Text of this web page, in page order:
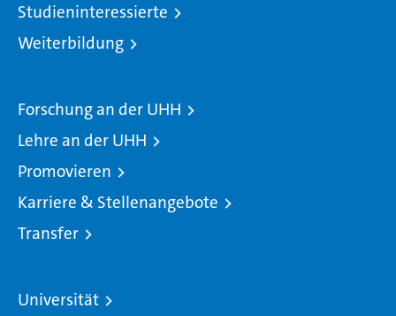
Studieninteressierte
Weiterbildung
Forschung an der UHH
Lehre an der UHH
Promovieren
Karriere & Stellenangebote
Transfer
Universität